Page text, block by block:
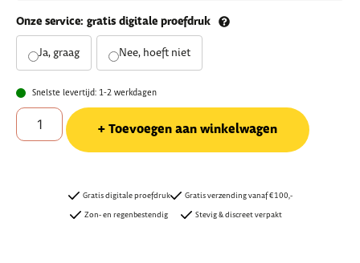
Onze service: gratis digitale proefdruk
Ja, graag Nee, hoeft niet
Snelste levertijd: 1-2 werkdagen
Toevoegen aan winkelwagen
Gratis digitale proefdruk
Zon- en regenbestendig
Gratis verzending vanaf €100,-
Stevig & discreet verpakt